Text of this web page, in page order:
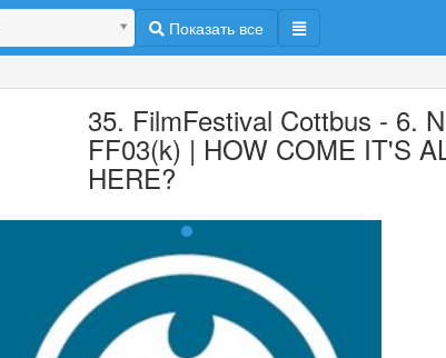
Показать все
35. FilmFestival Cottbus - 6.
FF03(k) | HOW COME IT'S
HERE?